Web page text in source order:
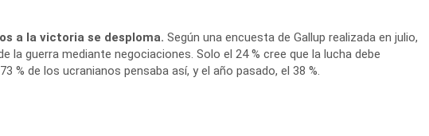
a la victoria se desploma. Según una encuesta de Gallup realizada en julio,
la guerra mediante negociaciones. Solo el 24 % cree que la lucha debe
% de los ucranianos pensaba así, y el año pasado, el 38 %.